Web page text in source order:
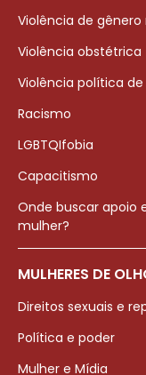
Violência de
Violência obstétrica
Violência política
Racismo
LGBTQIfobia
Capacitismo
Onde buscar apoio
mulher?
MULHERES DE
Direitos sexuais e
Política e poder
Mulher e Mídia